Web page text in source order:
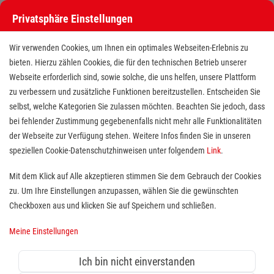
Freiwilligendienst (BFD/FSJ) im
Hausnotruf
Standort(e):Solingen
willkommen. Jeder findet bei uns die Tätigkeit, die ihn
besonders interessiert und gut zu ihm passt. Ein
Freiwilligendienst bei den Maltesern bietet die
Privatsphäre Einstellungen
Wir verwenden Cookies, um Ihnen ein optimales Webseiten-Erlebnis zu
bieten. Hierzu zählen Cookies, die für den technischen Betrieb unserer
Webseite erforderlich sind, sowie solche, die uns helfen, unsere Plattform
zu verbessern und zusätzliche Funktionen bereitzustellen. Entscheiden Sie
selbst, welche Kategorien Sie zulassen möchten. Beachten Sie jedoch, dass
bei fehlender Zustimmung gegebenenfalls nicht mehr alle Funktionalitäten
der Webseite zur Verfügung stehen. Weitere Infos finden Sie in unseren
speziellen Cookie-Datenschutzhinweisen unter folgendem Link.
Mit dem Klick auf Alle akzeptieren stimmen Sie dem Gebrauch der Cookies
zu. Um Ihre Einstellungen anzupassen, wählen Sie die gewünschten
Checkboxen aus und klicken Sie auf Speichern und schließen.
Meine Einstellungen
Ich bin nicht einverstanden